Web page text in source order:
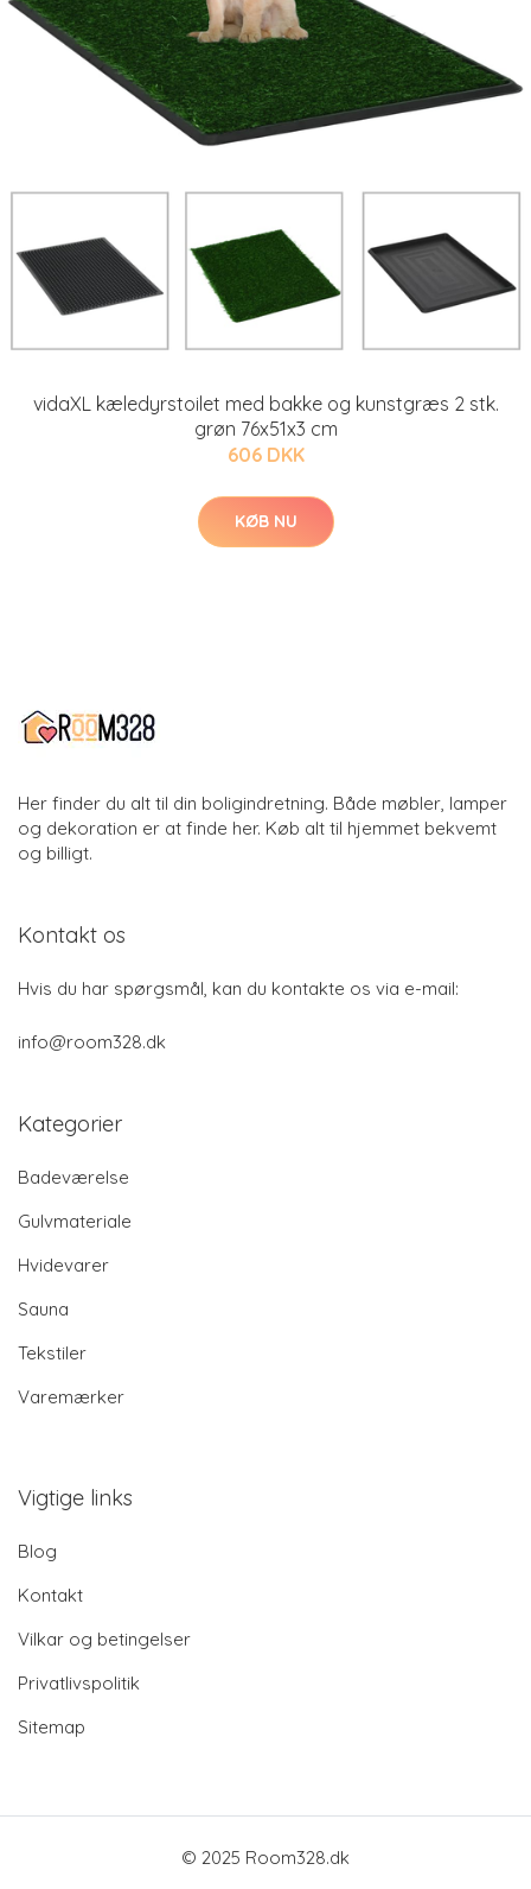
vidaXL kæledyrstoilet med bakke og kunstgræs 2 stk.
grøn 76x51x3 cm
606 DKK
KØB NU
Her finder du alt til din boligindretning. Både møbler, lamper
og dekoration er at finde her. Køb alt til hjemmet bekvemt
og billigt.
Kontakt os
Hvis du har spørgsmål, kan du kontakte os via e-mail:
info@room328.dk
Kategorier
Badeværelse
Gulvmateriale
Hvidevarer
Sauna
Tekstiler
Varemærker
Vigtige links
Blog
Kontakt
Vilkar og betingelser
Privatlivspolitik
Sitemap
© 2025 Room328.dk